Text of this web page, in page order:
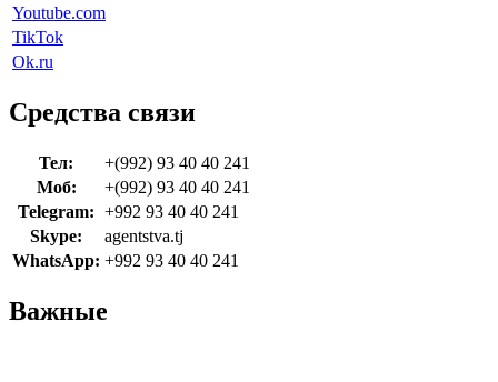
Youtube.com
TikTok
Ok.ru
Средства связи
Тел:
+(992) 93 40 40 241
Моб:
+(992) 93 40 40 241
Telegram: +992 93 40 40 241
Skype:
agentstva.tj
WhatsApp: +992 93 40 40 241
Важные